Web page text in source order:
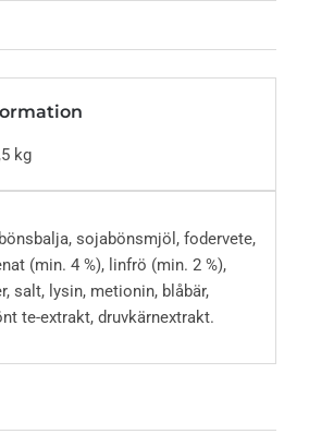
kg
sojabönsmjöl, fodervete,
(min. 4 %), linfrö (min. 2 %),
salt, lysin, metionin, blåbär,
te-extrakt, druvkärnextrakt.